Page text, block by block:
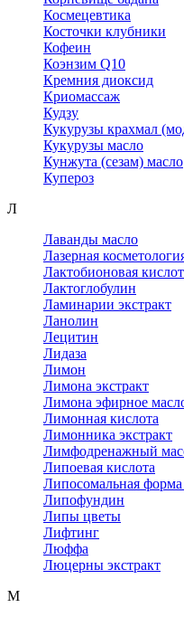
Космецевтика
Косточки клубники
Кофеин
Коэнзим Q10
Кремния диоксид
Криомассаж
Кудзу
Кукурузы крахмал
Кукурузы масло
Кунжута (сезам) масло
Купероз
Л
Лаванды масло
Лазерная
Лактобионовая
Лактоглобулин
Ламинарии экстракт
Ланолин
Лецитин
Лидаза
Лимон
Лимона экстракт
Лимона эфирное
Лимонная кислота
Лимонника экстракт
Лимфодренажный
Липоевая кислота
Липосомальная
Липофундин
Липы цветы
Лифтинг
Люффа
Люцерны экстракт
М